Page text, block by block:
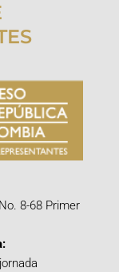
8-68 Primer